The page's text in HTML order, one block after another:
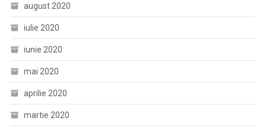
august 2020
iulie 2020
iunie 2020
mai 2020
aprilie 2020
martie 2020